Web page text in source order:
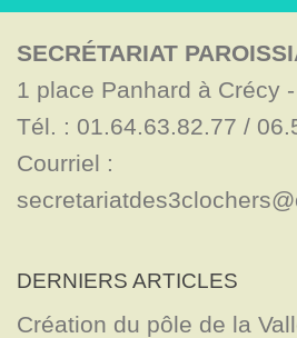
SECRÉTARIAT
1 place Panhard à Crécy -
Tél. : 01.64.63.82.77 /
Courriel :
DERNIERS ARTICLES
Création du pôle de la